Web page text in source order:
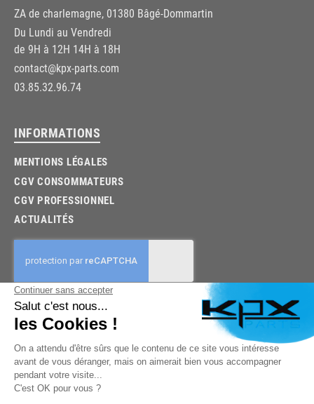
ZA de charlemagne, 01380 Bâgé-Dommartin
Du Lundi au Vendredi
de 9H à 12H 14H à 18H
contact@kpx-parts.com
03.85.32.96.74
INFORMATIONS
MENTIONS LÉGALES
CGV CONSOMMATEURS
CGV PROFESSIONNEL
ACTUALITÉS